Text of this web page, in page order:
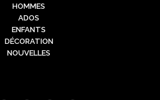
HOMMES
ADOS
ENFANTS
DÉCORATION
NOUVELLES